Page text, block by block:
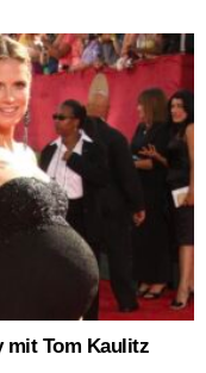
mit Tom Kaulitz